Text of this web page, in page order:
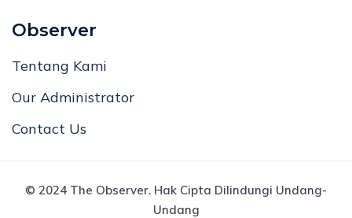
Observer
Tentang Kami
Our Administrator
Contact Us
© 2024 The Observer. Hak Cipta Dilindungi Undang-
Undang